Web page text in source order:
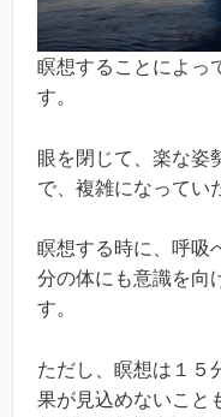
瞑想することによっ
す。
眼を閉じて、楽な姿
で、複雑になってい
瞑想する時に、呼吸
分の体にも意識を向
す。
ただし、瞑想は１５
果が見込めないこと